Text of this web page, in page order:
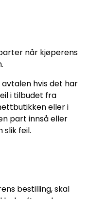
når kjøperens
hvis det har
i tilbudet fra
eller i
part innså eller
feil.
bestilling, skal